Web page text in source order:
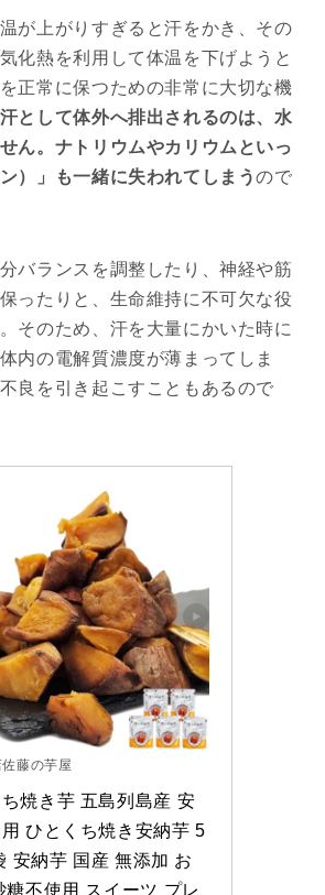
が上がりすぎると汗をかき、その
化熱を利用して体温を下げようと
正常に保つための非常に大切な機
汗として体外へ排出されるのは、水
ん。ナトリウムやカリウムといっ
）」も一緒に失われてしまうので
バランスを調整したり、神経や筋
ったりと、生命維持に不可欠な役
そのため、汗を大量にかいた時に
内の電解質濃度が薄まってしま
良を引き起こすこともあるので
藤の芋屋
焼き芋 五島列島産 安
ひとくち焼き安納芋 5
安納芋 国産 無添加 お
糖不使用 スイーツ プレ